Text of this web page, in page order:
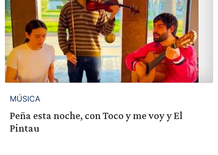
MÚSICA
Peña esta noche, con Toco y me voy y El
Pintau